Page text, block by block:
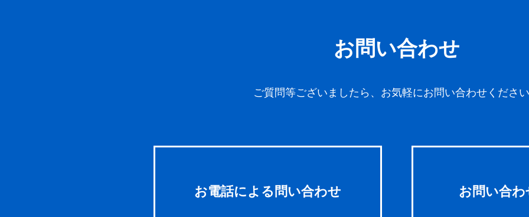
お問い合わせ
ご質問等ございましたら、お気軽にお問い合わせください
お電話による問い合わせ お問い合